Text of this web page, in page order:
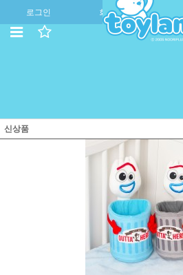
로그인 회원가입
신상품